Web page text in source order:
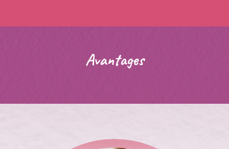
Avantages